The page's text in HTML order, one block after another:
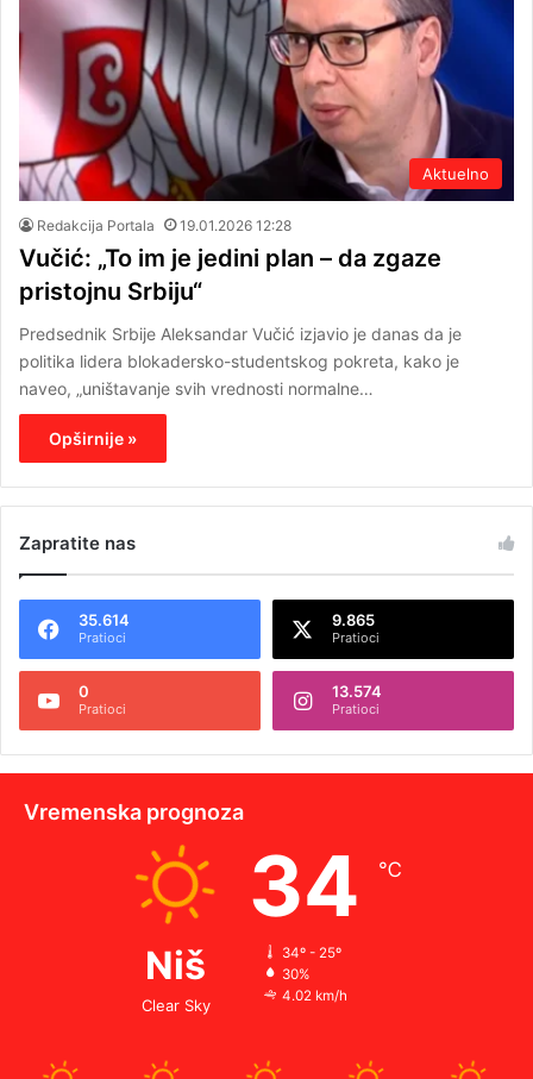
Aktuelno
Redakcija Portala 19.01.2026 12:28
Vučić: „To im je jedini plan – da zgaze
pristojnu Srbiju“
Predsednik Srbije Aleksandar Vučić izjavio je danas da je
politika lidera blokadersko-studentskog pokreta, kako je
naveo, „uništavanje svih vrednosti normalne…
Opširnije »
Zapratite nas
35.614
Pratioci
9.865
Pratioci
0
Pratioci
13.574
Pratioci
Vremenska prognoza
Niš
Clear Sky
34 ℃
34º - 25º
30%
4.02 km/h